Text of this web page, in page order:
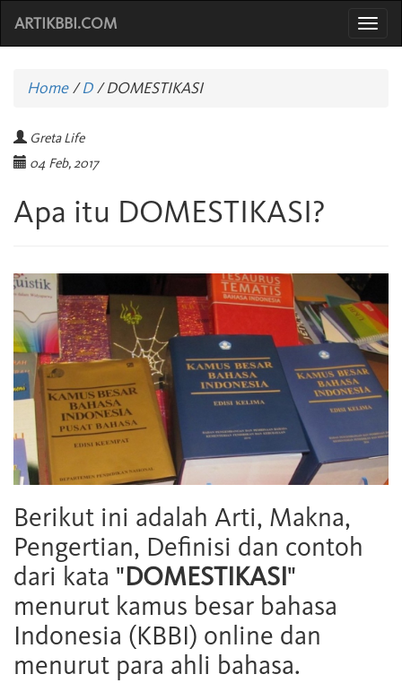
ARTIKBBI.COM
Home/D /DOMESTIKASI
Greta Life
04 Feb, 2017
Apa itu DOMESTIKASI?
Berikut ini adalah Arti, Makna,
Pengertian, Definisi dan contoh
dari kata "DOMESTIKASI"
menurut kamus besar bahasa
Indonesia (KBBI) online dan
menurut para ahli bahasa.